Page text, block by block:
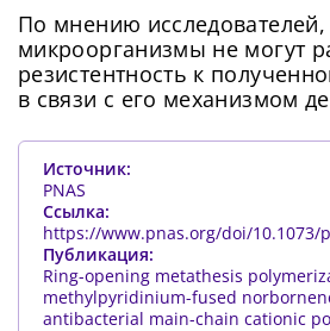
По мнению исследователей,
микроорганизмы не могут
резистентность к
в связи с его механизмом
Источник:
PNAS
Ссылка:
https://www.pnas.org/doi/10.1073/
Публикация:
Ring-opening metathesis
methylpyridinium-fused
antibacterial main-chain cationic